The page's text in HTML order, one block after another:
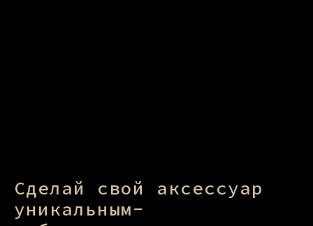
Сделай свой аксессуар
уникальным-